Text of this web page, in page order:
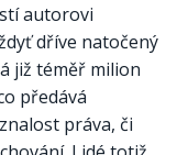
autorovi
dříve natočený
již téměř milion
předává
práva, či